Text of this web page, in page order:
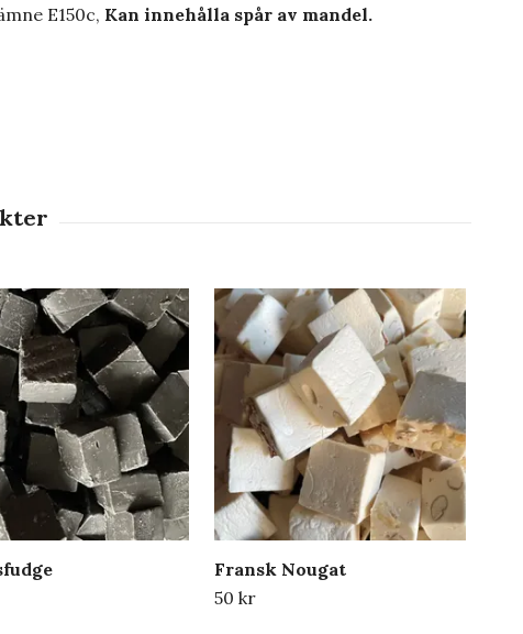
E150c, Kan innehålla spår av mandel.
Fransk Nougat
50 kr